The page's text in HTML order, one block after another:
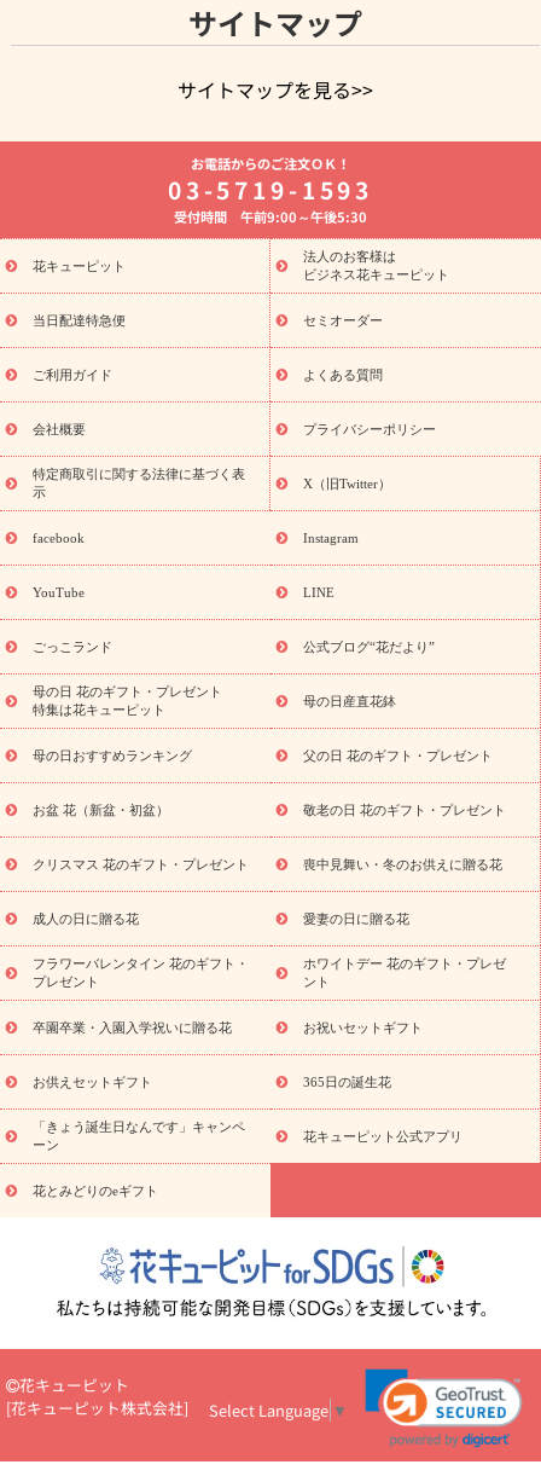
サイトマップ
サイトマップを見る>>
よく贈られる花
お祝いの花特集
誕生日フラワーギフト特集
8月の誕生花(トルコキキョウ)
開店・開業祝い
お供え・お悔やみ お供え・お悔やみの花
通夜・葬儀に贈る花 胡蝶蘭・花鉢
ーブドフラワー
季節のイベント
ひまわり ギフト・プレゼント
特集
お盆 花（新盆・初盆） 季節のイベント
お盆 花（新
盆・初盆）
お盆 花（新盆・初盆）
お盆・お供え 花とセットギ
フト
お盆・お供え プリザーブドフラワー
ひまわり ギフト・プ
レゼント特集
夏の花贈り・お中元・暑中見舞い 花のギフト特集
敬老の日におくる花ギフト・プレゼント特集
花ギフト・プレゼント特集
敬老の日 花のおすすめランキング
敬
老の日 花鉢植えのギフト・プレゼント特集
敬老の日 花とセットギ
フト・プレゼント特集
敬老の日の花 全てのギフト一覧
キャン
ペーン
「きょう誕生日なんです」キャンペーン
探す
誕生日フラワーギフト 誕生日フラワーギフト特集
誕生
日フラワーギフト商品一覧
ユリ トルコキキョウ
誕生花(トルコキキョウ)
9月の誕生花(リンドウ)
誕生日セット
ギフト
「きょう誕生日なんです」キャンペーン
用途から探す お祝いの花特集 当日配達特急便
お祝い商品
一覧
お祝い 新築・引っ越し祝い
結婚記念日
結婚祝い 出産祝い 退院祝い・快気祝い
還暦
祝い・長寿祝い
プチギフト ペットのお祝いフラワー
元・暑中見舞い
敬老の日
お供え
お供え・お悔やみ商品一覧 お供え・お悔やみの花
十九日法要以降に贈る花
通夜・葬儀に贈る花
お供え お花とセッ
お盆（新盆・初盆）
お祝い返し お見舞い
お取り
プリザーブドフラワー
スタイルから探す
アレンジメント
蘭・花鉢
ミディ胡蝶蘭・お祝い ミディ胡蝶蘭・お供え
の青色胡蝶蘭
観葉植物 観葉植物 産直多肉植物
プリザーブ
ドフラワー
お祝い お供え・お悔やみ 花とセットギフト
ミオーダー
プチギフト（hanamore -ハナモア-）
花とみどりの
eギフト
花キューピットのeGfit カラー ピンク
レンジ
レッド お花の種類 バラ ユリ トルコキキョウ
予
算から探す
お祝い お祝い・3000円～ お祝い・
お祝い・5000円～ お祝い・7000円～ お祝い・10000円～
お供え・お悔やみ
お供え・お悔やみ・3000円～
お供え・お
悔やみ・5000円～ お供え・お悔やみ・7000円～
お供え・お悔
やみ・10000円～
365日の誕生花カレンダー
開店・開業祝
お祝いを贈るときのマナー・
花キューピットのお祝いコラム一覧
誕生日のお花を「色
彩心理学」で選ぶ方法
結婚祝いの予算相場
出産祝いお役立ち情
転職祝いのマナー基礎知識
ペットのお祝いワンポイントアド
バイス
スタンド花（フラスタ）のマナー
お見舞いのマナーとル
お祝い花のマナー総まとめ
場上司や先輩へ贈るお祝い花の正解は？
開店祝いの花 選び方ガイ
ド（早見表あり）
花キューピットのお供え・
お電話からのご注文ＯＫ！
03-5719-1593
受付時間 午前9:00～午後5:30
花キューピット
法人のお客様は
ビジネス花キューピット
当日配達特急便 セミオーダー
ご利用ガイド よくある質問
会社概要 プライバシーポリシー
特定商取引に関する法律に基づく表
示
X（旧Twitter）
facebook Instagram
YouTube LINE
ごっこランド 公式ブログ“花だより”
母の日 花のギフト・プレゼント
特集は花キューピット
母の日産直花鉢
母の日おすすめランキング 父の日 花のギフト・プレゼント
お盆 花（新盆・初盆） 敬老の日 花のギフト・プレゼント
クリスマス 花のギフト・プレゼント 喪中見舞い・冬のお供えに贈る花
成人の日に贈る花 愛妻の日に贈る花
フラワーバレンタイン 花のギフト・
プレゼント
ホワイトデー 花のギフト・プレゼ
ント
卒園卒業・入園入学祝いに贈る花 お祝いセットギフト
お供えセットギフト 365日の誕生花
「きょう誕生日なんです」キャンペ
ーン
花キューピット公式アプリ
花とみどりのeギフト
花キューピット
[花キューピット株式会社] Select Language ▼